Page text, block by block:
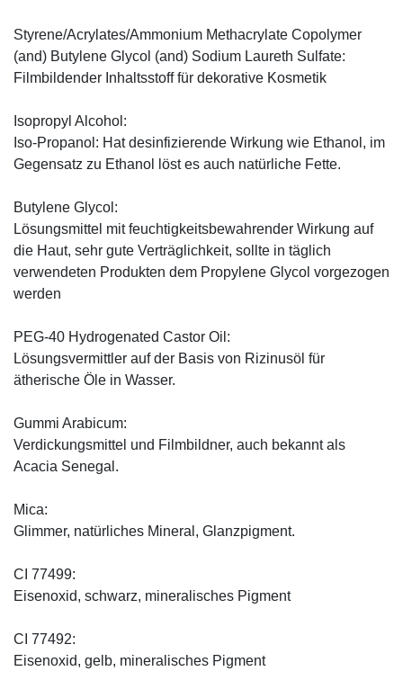
Styrene/Acrylates/Ammonium Methacrylate Copolymer
(and) Butylene Glycol (and) Sodium Laureth Sulfate:
Filmbildender Inhaltsstoff für dekorative Kosmetik
Isopropyl Alcohol:
Iso-Propanol: Hat desinfizierende Wirkung wie Ethanol, im
Gegensatz zu Ethanol löst es auch natürliche Fette.
Butylene Glycol:
Lösungsmittel mit feuchtigkeitsbewahrender Wirkung auf
die Haut, sehr gute Verträglichkeit, sollte in täglich
verwendeten Produkten dem Propylene Glycol vorgezogen
werden
PEG-40 Hydrogenated Castor Oil:
Lösungsvermittler auf der Basis von Rizinusöl für
ätherische Öle in Wasser.
Gummi Arabicum:
Verdickungsmittel und Filmbildner, auch bekannt als
Acacia Senegal.
Mica:
Glimmer, natürliches Mineral, Glanzpigment.
CI 77499:
Eisenoxid, schwarz, mineralisches Pigment
CI 77492:
Eisenoxid, gelb, mineralisches Pigment